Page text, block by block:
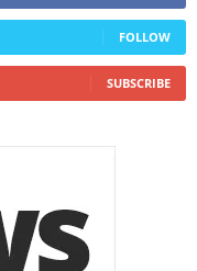
FOLLOW
SUBSCRIBE